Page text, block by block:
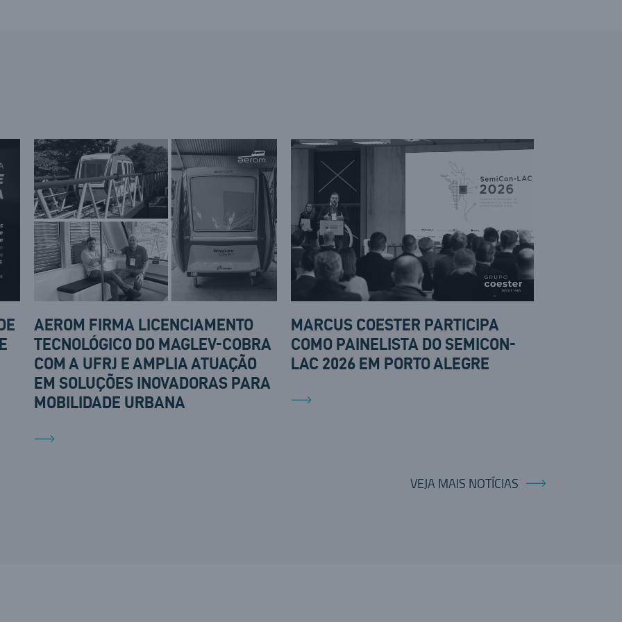
AEROM FIRMA LICENCIAMENTO
TECNOLÓGICO DO MAGLEV-COBRA
COM A UFRJ E AMPLIA ATUAÇÃO
EM SOLUÇÕES INOVADORAS PARA
MOBILIDADE URBANA
MARCUS COESTER PARTICIPA
COMO PAINELISTA DO SEMICON-
LAC 2026 EM PORTO ALEGRE
VEJA MAIS NOTÍCIAS